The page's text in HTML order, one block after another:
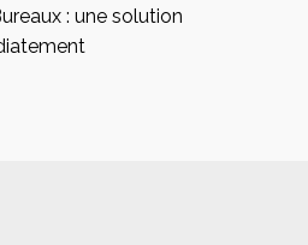
: une solution